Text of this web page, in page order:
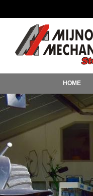
HOME